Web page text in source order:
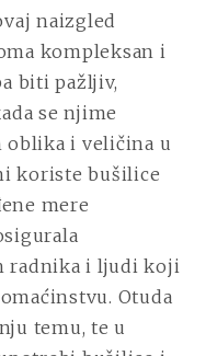
naizgled
kompleksan i
biti pažljiv,
se njime
oblika i veličina u
koriste bušilice
mere
radnika i ljudi koji
Otuda
temu, te u